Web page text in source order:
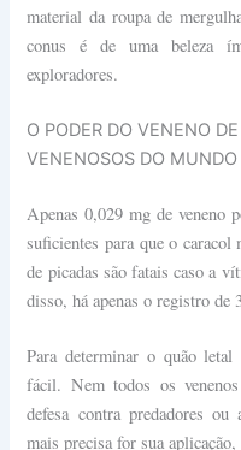
material da roupa de
conus é de uma beleza
exploradores.
O PODER DO VENENO
VENENOSOS DO MUNDO
Apenas 0,029 mg de veneno
suficientes para que o
de picadas são fatais caso a
disso, há apenas o registro de
Para determinar o quão
fácil. Nem todos os
defesa contra predadores
mais precisa for sua